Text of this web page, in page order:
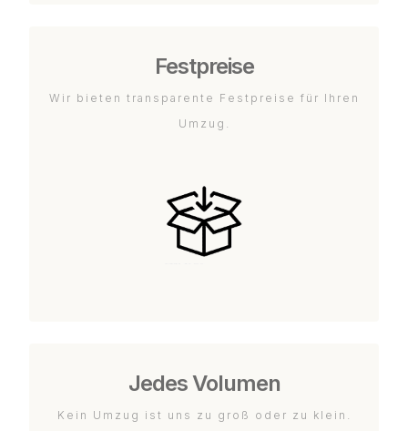
Festpreise
Wir bieten transparente Festpreise für Ihren
Umzug.
Jedes Volumen
Kein Umzug ist uns zu groß oder zu klein.